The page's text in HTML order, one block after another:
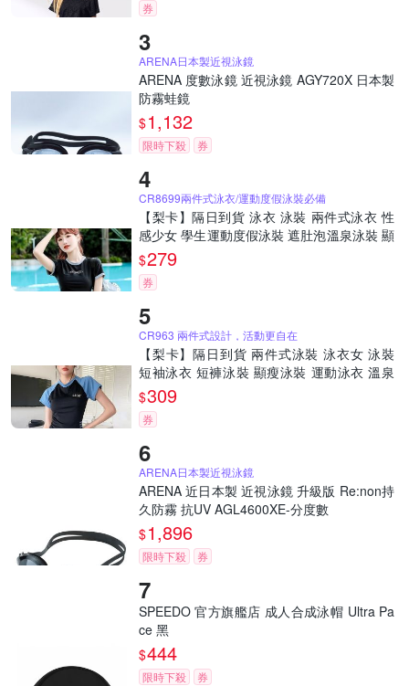
券
ARENA日本製近視泳鏡
ARENA 度數泳鏡 近視泳鏡 AGY720X 日本製
防霧蛙鏡
$1,132
限時下殺 券
CR8699兩件式泳衣/運動度假泳裝必備
【梨卡】隔日到貨 泳衣 泳裝 兩件式泳衣 性
感少女 學生運動度假泳裝 遮肚泡溫泉泳裝 顯
瘦泳裝CR8699【現貨24H】
$279
券
CR963 兩件式設計，活動更自在
【梨卡】隔日到貨 兩件式泳裝 泳衣女 泳裝
短袖泳衣 短褲泳裝 顯瘦泳裝 運動泳衣 溫泉
泳衣 CR963【現貨24H】
$309
券
ARENA日本製近視泳鏡
ARENA 近日本製 近視泳鏡 升級版 Re:non持
久防霧 抗UV AGL4600XE-分度數
$1,896
限時下殺 券
SPEEDO 官方旗艦店 成人合成泳帽 Ultra Pa
ce 黑
$444
限時下殺 券